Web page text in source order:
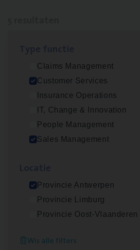
Claims Management
Customer Services
Insurance Operations
IT, Change & Innovation
People Management
Sales Management
Provincie Antwerpen
Provincie Limburg
Provincie Oost-Vlaanderen
Wis alle filters
Busi­ness Mana­ger Mari­ne
People Management, Sales
Antwerpen
Cor­po­ra­te Insu­ran­ce Bro­ker
Cus­to­mer Care Expert
Customer Services